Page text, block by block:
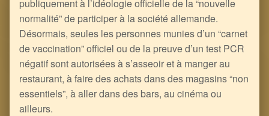
publiquement à l’idéologie officielle de la “nouvelle
normalité” de participer à la société allemande.
Désormais, seules les personnes munies d’un “carnet
de vaccination” officiel ou de la preuve d’un test PCR
négatif sont autorisées à s’asseoir et à manger au
restaurant, à faire des achats dans des magasins “non
essentiels”, à aller dans des bars, au cinéma ou
ailleurs.